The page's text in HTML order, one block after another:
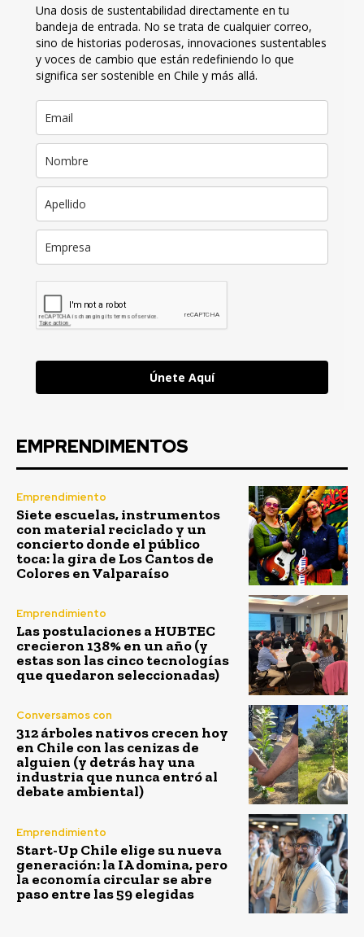
Una dosis de sustentabilidad directamente en tu
bandeja de entrada. No se trata de cualquier correo,
sino de historias poderosas, innovaciones sustentables
y voces de cambio que están redefiniendo lo que
significa ser sostenible en Chile y más allá.
Únete Aquí
EMPRENDIMENTOS
Emprendimiento
Siete escuelas, instrumentos
con material reciclado y un
concierto donde el público
toca: la gira de Los Cantos de
Colores en Valparaíso
Emprendimiento
Las postulaciones a HUBTEC
crecieron 138% en un año (y
estas son las cinco tecnologías
que quedaron seleccionadas)
Conversamos con
312 árboles nativos crecen hoy
en Chile con las cenizas de
alguien (y detrás hay una
industria que nunca entró al
debate ambiental)
Emprendimiento
Start-Up Chile elige su nueva
generación: la IA domina, pero
la economía circular se abre
paso entre las 59 elegidas